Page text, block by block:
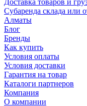
Доставка товаров и
Субаренда склада или
Алматы
Блог
Бренды
Как купить
Условия оплаты
Условия доставки
Гарантия на товар
Каталоги партнеров
Компания
О компании